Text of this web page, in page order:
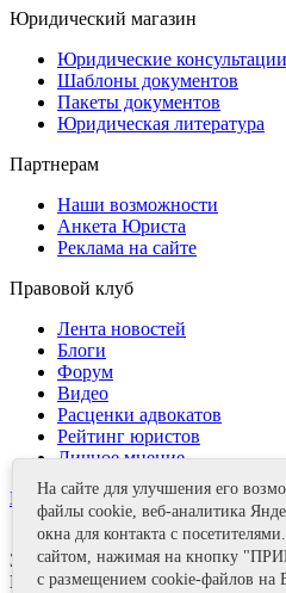
Юридический магазин
Юридические консультации
Шаблоны документов
Пакеты документов
Юридическая литература
Партнерам
Наши возможности
Анкета Юриста
Реклама на сайте
Правовой клуб
Лента новостей
Блоги
Форум
Видео
Расценки адвокатов
Рейтинг юристов
Личное мнение
Контакты
Задать вопрос
Поделиться
На сайте для улучшения его
файлы cookie, веб-аналитика
окна для контакта с
сайтом, нажимая на кнопку
с размещением cookie-файлов на